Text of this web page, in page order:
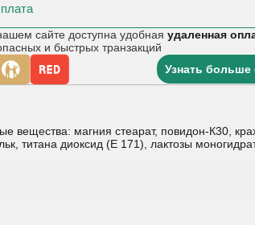
сайте доступна удобнаяудаленная
и быстрых транзакций
Узнать больше
вещества: магния стеарат, повидон-К30,
титана диоксид (Е 171), лактозы
менструальному кровотечению. После